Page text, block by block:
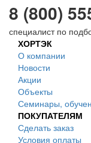
8 (800)
специалист по
ХОРТЭК
О компании
Новости
Акции
Объекты
Семинары,
ПОКУПАТЕЛЯМ
Сделать заказ
Условия оплаты